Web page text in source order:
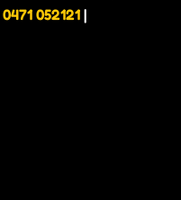
0471 052121 |